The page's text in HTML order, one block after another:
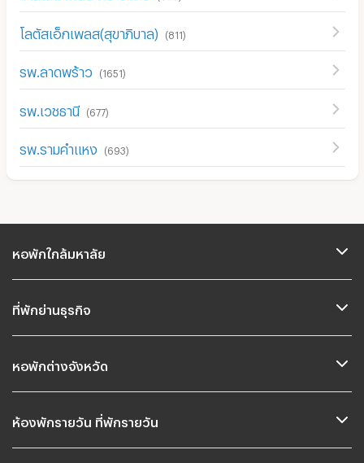
โลตัสเอ็กเพลส(สุขาภิบาล) (811)
รพ.ลาดพร้าว (1651)
รพ.เวชธานี (677)
รพ.รามคำแหง (693)
หอพักใกล้มหาลัย
ที่พักย่านธุรกิจ
หอพักต่างจังหวัด
ห้องพักรายวัน ที่พักรายวัน